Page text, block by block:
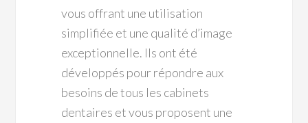
vous offrant une utilisation
simplifiée et une qualité d’image
exceptionnelle. Ils ont été
développés pour répondre aux
besoins de tous les cabinets
dentaires et vous proposent une